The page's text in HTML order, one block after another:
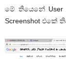
මේ තියෙනේ
Screenshot එකේ